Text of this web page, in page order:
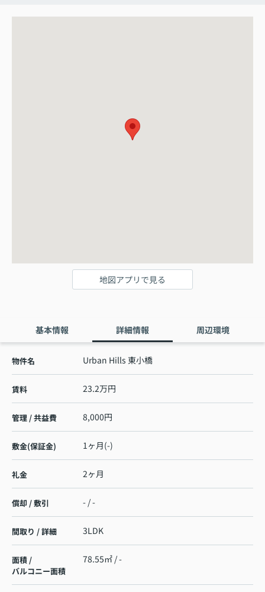
地図アプリで見る
基本情報 詳細情報 周辺環境
物件名 Urban Hills 東小橋
賃料 23.2万円
管理 / 共益費 8,000円
敷金(保証金) 1ヶ月(-)
礼金 2ヶ月
償却 / 敷引 - / -
間取り / 詳細 3LDK
面積 /
バルコニー面積
78.55㎡ / -